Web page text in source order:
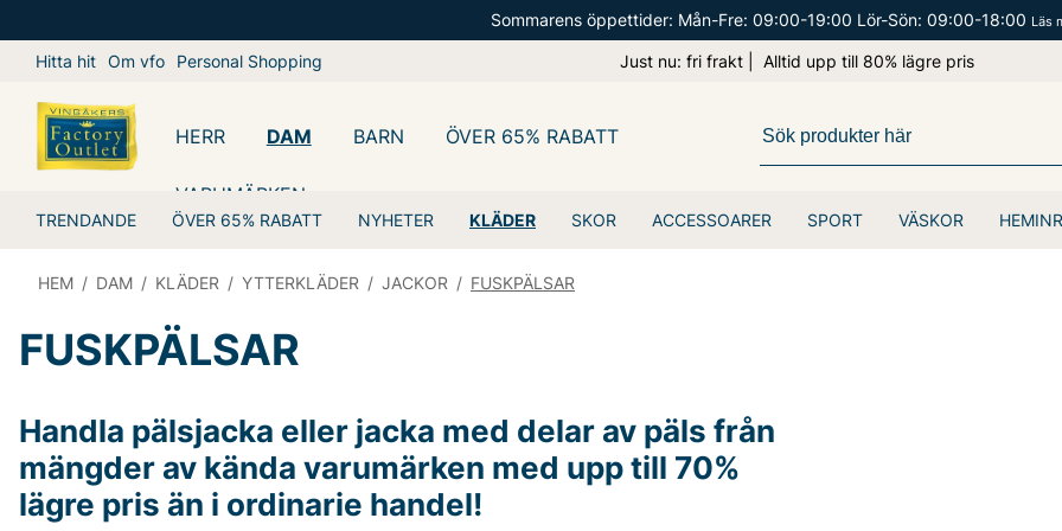
Sommarens öppettider: Mån-Fre: 09:00-19:00 Lör-Sön: 09:00-18:00 Läs
Hitta hit Om vfo Personal Shopping Just nu: fri frakt | Alltid upp till 80% lägre pris
HERR DAM
TRENDANDE ÖVER 65% RABATT NYHETER KLÄDER SKOR ACCESSOARER SPORT VÄSKOR
BARN ÖVER 65% RABATT
VARUMÄRKEN
HEM / DAM / KLÄDER / YTTERKLÄDER / JACKOR / FUSKPÄLSAR
FUSKPÄLSAR
Handla pälsjacka eller jacka med delar av päls från
mängder av kända varumärken med upp till 70%
lägre pris än i ordinarie handel!